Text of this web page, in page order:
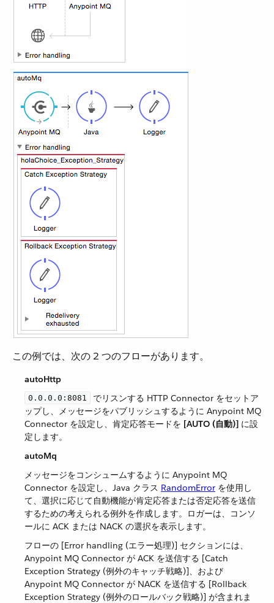
この例では、次の 2 つのフローがあります。
autoHttp
0.0.0.0:8081
​ でリスンする HTTP Connector をセットア
ップし、メッセージをパブリッシュするように Anypoint MQ
Connector を設定し、肯定応答モードを ​ [AUTO (自動)] ​ に設
定します。
autoMq
メッセージをコンシュームするように Anypoint MQ
Connector を設定し、Java クラス ​ RandomError ​ を使用し
て、選択に応じて自動機能が肯定応答または否定応答を送信
するための考えられる例外を作成します。ロガーは、コンソ
ールに ACK または NACK の選択を表示します。
フローの [Error handling (エラー処理)] セクションには、
Anypoint MQ Connector が ACK を送信する [Catch
Exception Strategy (例外のキャッチ戦略)]、および
Anypoint MQ Connector が NACK を送信する [Rollback
Exception Strategy (例外のロールバック戦略)] が含まれま